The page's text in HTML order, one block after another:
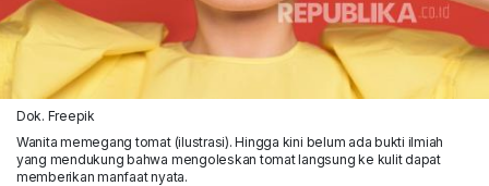
Dok. Freepik
Wanita memegang tomat (ilustrasi). Hingga kini belum ada bukti ilmiah
yang mendukung bahwa mengoleskan tomat langsung ke kulit dapat
memberikan manfaat nyata.